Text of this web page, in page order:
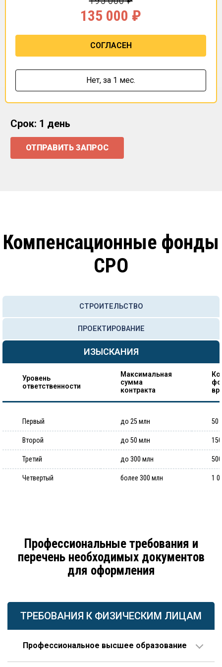
135 000 ₽
СОГЛАСЕН
Нет, за 1 мес.
Срок: 1 день
ОТПРАВИТЬ ЗАПРОС
Компенсационные фонды
СРО
СТРОИТЕЛЬСТВО
ПРОЕКТИРОВАНИЕ
ИЗЫСКАНИЯ
Уровень
ответственности
Максимальная
сумма
контракта
Первый до 25 млн 50
Второй до 50 млн
Третий до 300 млн
Четвертый более 300 млн 1
Профессиональные требования и
перечень необходимых документов
для оформления
ТРЕБОВАНИЯ К ФИЗИЧЕСКИМ ЛИЦАМ
Профессиональное высшее образование